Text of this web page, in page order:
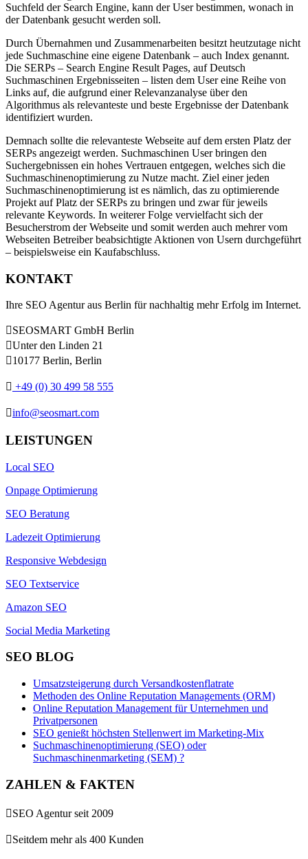
Suchfeld der Search Engine, kann der User bestimmen, wonach in
der Datenbank gesucht werden soll.
Durch Übernahmen und Zusammenarbeiten besitzt heutzutage nicht
jede Suchmaschine eine eigene Datenbank – auch Index genannt.
Die SERPs – Search Engine Result Pages, auf Deutsch
Suchmaschinen Ergebnisseiten – listen dem User eine Reihe von
Links auf, die aufgrund einer Relevanzanalyse über den
Algorithmus als relevanteste und beste Ergebnisse der Datenbank
identifiziert wurden.
Demnach sollte die relevanteste Webseite auf dem ersten Platz der
SERPs angezeigt werden. Suchmaschinen User bringen den
Suchergebnissen ein hohes Vertrauen entgegen, welches sich die
Suchmaschinenoptimierung zu Nutze macht. Ziel einer jeden
Suchmaschinenoptimierung ist es nämlich, das zu optimierende
Projekt auf Platz der SERPs zu bringen und zwar für jeweils
relevante Keywords. In weiterer Folge vervielfacht sich der
Besucherstrom der Webseite und somit werden auch mehrer vom
Webseiten Betreiber beabsichtigte Aktionen von Usern durchgeführt
– beispielsweise ein Kaufabschluss.
KONTAKT
Ihre SEO Agentur aus Berlin für nachhaltig mehr Erfolg im Internet.
SEOSMART GmbH Berlin
Unter den Linden 21
10177 Berlin, Berlin
 +49 (0) 30 499 58 555
info@seosmart.com
LEISTUNGEN
Local SEO
Onpage Optimierung
SEO Beratung
Ladezeit Optimierung
Responsive Webdesign
SEO Textservice
Amazon SEO
Social Media Marketing
SEO BLOG
Umsatzsteigerung durch Versandkostenflatrate
Methoden des Online Reputation Managements (ORM)
Online Reputation Management für Unternehmen und
Privatpersonen
SEO genießt höchsten Stellenwert im Marketing-Mix
Suchmaschinenoptimierung (SEO) oder
Suchmaschinenmarketing (SEM) ?
ZAHLEN & FAKTEN
SEO Agentur seit 2009
Seitdem mehr als 400 Kunden